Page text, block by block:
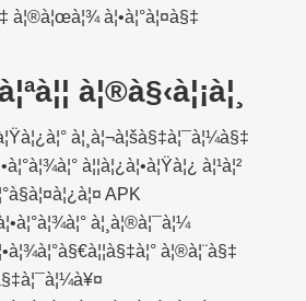
à¦®à¦œà¦¾ à¦•à¦°à¦¤à§‡
à¦®à§‹à¦¡à¦¸
à¦¸à¦¬à¦šà§‡à¦¯à¦¼à§‡
à¦¦à¦¿à¦•à¦Ÿà¦¿ à¦¹à¦²
APK
à¦¸à¦®à¦¯à¦¼
à¦®à¦¨à§‡